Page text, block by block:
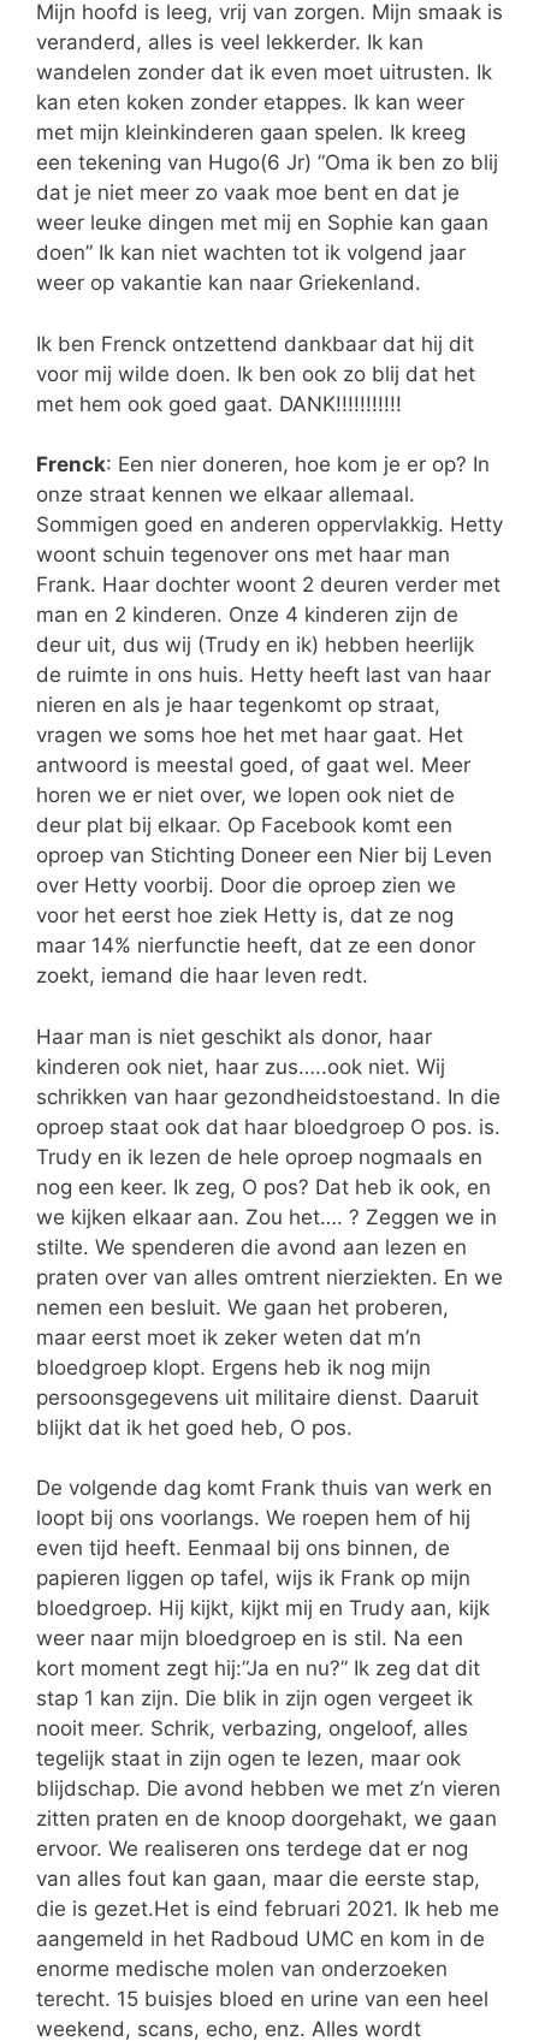
Mijn hoofd is leeg, vrij van zorgen. Mijn smaak is
veranderd, alles is veel lekkerder. Ik kan
wandelen zonder dat ik even moet uitrusten. Ik
kan eten koken zonder etappes. Ik kan weer
met mijn kleinkinderen gaan spelen. Ik kreeg
een tekening van Hugo(6 Jr) ”Oma ik ben zo blij
dat je niet meer zo vaak moe bent en dat je
weer leuke dingen met mij en Sophie kan gaan
doen” Ik kan niet wachten tot ik volgend jaar
weer op vakantie kan naar Griekenland.
Ik ben Frenck ontzettend dankbaar dat hij dit
voor mij wilde doen. Ik ben ook zo blij dat het
met hem ook goed gaat. DANK!!!!!!!!!!!
Frenck: Een nier doneren, hoe kom je er op? In
onze straat kennen we elkaar allemaal.
Sommigen goed en anderen oppervlakkig. Hetty
woont schuin tegenover ons met haar man
Frank. Haar dochter woont 2 deuren verder met
man en 2 kinderen. Onze 4 kinderen zijn de
deur uit, dus wij (Trudy en ik) hebben heerlijk
de ruimte in ons huis. Hetty heeft last van haar
nieren en als je haar tegenkomt op straat,
vragen we soms hoe het met haar gaat. Het
antwoord is meestal goed, of gaat wel. Meer
horen we er niet over, we lopen ook niet de
deur plat bij elkaar. Op Facebook komt een
oproep van Stichting Doneer een Nier bij Leven
over Hetty voorbij. Door die oproep zien we
voor het eerst hoe ziek Hetty is, dat ze nog
maar 14% nierfunctie heeft, dat ze een donor
zoekt, iemand die haar leven redt.
Haar man is niet geschikt als donor, haar
kinderen ook niet, haar zus…..ook niet. Wij
schrikken van haar gezondheidstoestand. In die
oproep staat ook dat haar bloedgroep O pos. is.
Trudy en ik lezen de hele oproep nogmaals en
nog een keer. Ik zeg, O pos? Dat heb ik ook, en
we kijken elkaar aan. Zou het…. ? Zeggen we in
stilte. We spenderen die avond aan lezen en
praten over van alles omtrent nierziekten. En we
nemen een besluit. We gaan het proberen,
maar eerst moet ik zeker weten dat m’n
bloedgroep klopt. Ergens heb ik nog mijn
persoonsgegevens uit militaire dienst. Daaruit
blijkt dat ik het goed heb, O pos.
De volgende dag komt Frank thuis van werk en
loopt bij ons voorlangs. We roepen hem of hij
even tijd heeft. Eenmaal bij ons binnen, de
papieren liggen op tafel, wijs ik Frank op mijn
bloedgroep. Hij kijkt, kijkt mij en Trudy aan, kijk
weer naar mijn bloedgroep en is stil. Na een
kort moment zegt hij:”Ja en nu?” Ik zeg dat dit
stap 1 kan zijn. Die blik in zijn ogen vergeet ik
nooit meer. Schrik, verbazing, ongeloof, alles
tegelijk staat in zijn ogen te lezen, maar ook
blijdschap. Die avond hebben we met z’n vieren
zitten praten en de knoop doorgehakt, we gaan
ervoor. We realiseren ons terdege dat er nog
van alles fout kan gaan, maar die eerste stap,
die is gezet.Het is eind februari 2021. Ik heb me
aangemeld in het Radboud UMC en kom in de
enorme medische molen van onderzoeken
terecht. 15 buisjes bloed en urine van een heel
weekend, scans, echo, enz. Alles wordt